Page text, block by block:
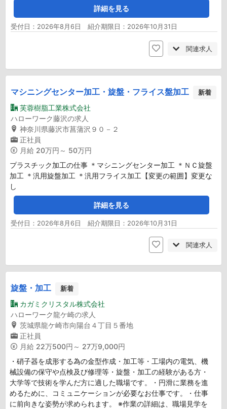
詳細を見る
受付日：2026年8月6日 紹介期限日：2026年10月31日
関連求人
マシニングセンター加工・旋盤・フライス盤加工 新着
芙蓉樹脂工業株式会社
ハローワーク藤沢の求人
神奈川県藤沢市菖蒲沢９０－２
正社員
月給 20万円～ 50万円
プラスチック加工の仕事 ＊マシニングセンター加工 ＊ＮＣ旋盤
加工 ＊汎用旋盤加工 ＊汎用フライス加工【変更の範囲】変更な
し
詳細を見る
受付日：2026年8月6日 紹介期限日：2026年10月31日
関連求人
旋盤・加工 新着
カガミクリスタル株式会社
ハローワーク龍ケ崎の求人
茨城県龍ケ崎市向陽台４丁目５番地
正社員
月給 22万500円～ 27万9,000円
・硝子器を成形する為の金型作成・加工等・工場内の電気、機
械設備の保守や点検及び修理等・旋盤・加工の経験がある方・
大学等で技術を学んだ方に適した職場です。・円滑に業務を進
めるために、コミュニケーションが必要なお仕事です。・仕事
に前向きな姿勢が求められます。 ※作業の詳細は、職場見学を